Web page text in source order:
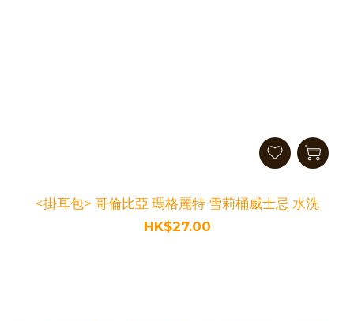
<掛耳包> 哥倫比亞 瑪格麗特 雪莉桶威士忌 水洗
HK$27.00